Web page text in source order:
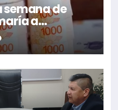
semana de
a